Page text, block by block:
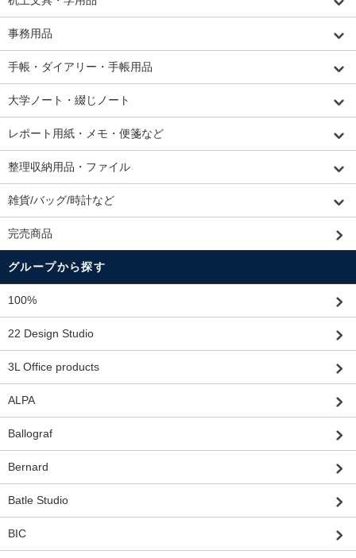
事務用品
手帳・ダイアリー・手帳用品
大学ノート・綴じノート
レポート用紙・メモ・便箋など
整理収納用品・ファイル
雑貨/バッグ/時計など
完売商品
グループから探す
100%
22 Design Studio
3L Office products
ALPA
Ballograf
Bernard
Batle Studio
BIC